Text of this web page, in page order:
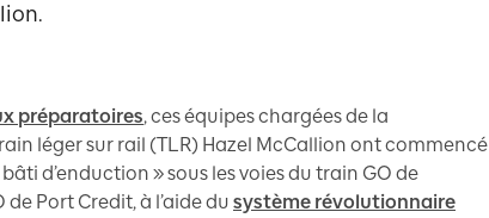
préparatoires, ces équipes chargées de la
léger sur rail (TLR) Hazel McCallion ont commencé
d’enduction » sous les voies du train GO de
Port Credit, à l’aide du système révolutionnaire